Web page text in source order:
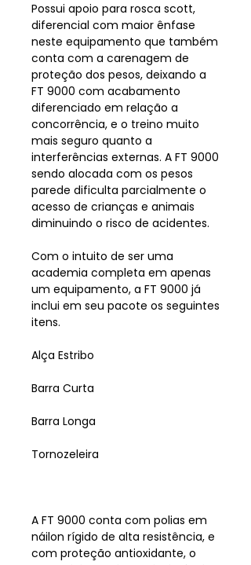
Possui apoio para rosca scott,
diferencial com maior ênfase
neste equipamento que também
conta com a carenagem de
proteção dos pesos, deixando a
FT 9000 com acabamento
diferenciado em relação a
concorrência, e o treino muito
mais seguro quanto a
interferências externas. A FT 9000
sendo alocada com os pesos
parede dificulta parcialmente o
acesso de crianças e animais
diminuindo o risco de acidentes.
Com o intuito de ser uma
academia completa em apenas
um equipamento, a FT 9000 já
inclui em seu pacote os seguintes
itens.
Alça Estribo
Barra Curta
Barra Longa
Tornozeleira
A FT 9000 conta com polias em
náilon rígido de alta resistência, e
com proteção antioxidante, o